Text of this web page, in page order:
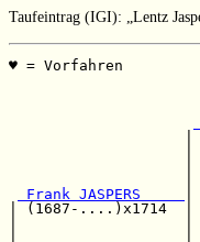
Taufeintrag (IGI): „Lentz
♥ = Vorfahren
Frank JASPERS
|
|                   |